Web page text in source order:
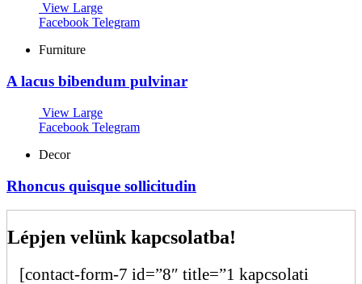
View Large
Facebook Telegram
Furniture
A lacus bibendum pulvinar
View Large
Facebook Telegram
Decor
Rhoncus quisque sollicitudin
Lépjen velünk kapcsolatba!
[contact-form-7 id=”8″ title=”1 kapcsolati